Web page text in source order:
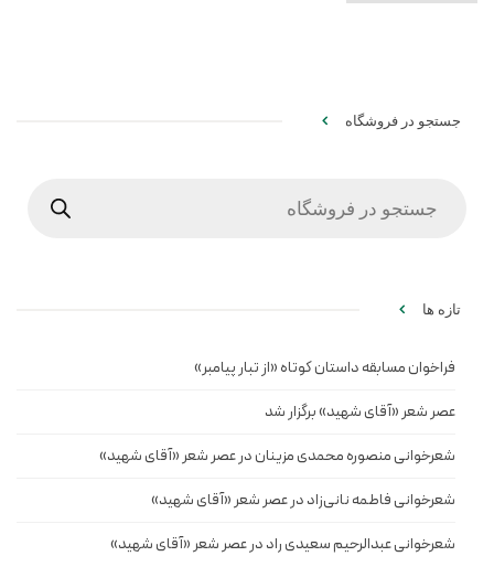
جستجو در فروشگاه
تازه ها
فراخوان مسابقه داستان کوتاه «از تبار پیامبر»
عصر شعر «آقای شهید» برگزار شد
شعرخوانی منصوره محمدی مزینان در عصر شعر «آقای شهید»
شعرخوانی فاطمه نانی‌زاد در عصر شعر «آقای شهید»
شعرخوانی عبدالرحیم سعیدی راد در عصر شعر «آقای شهید»